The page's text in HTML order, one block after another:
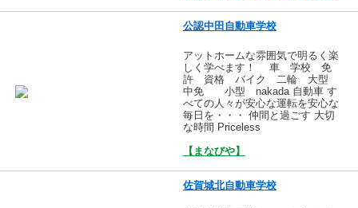
公認中田自動車学校
アットホームな雰囲気で明るく楽
しく学べます！ 車 学校 免
許 資格 バイク 二輪 大型
中免 小型 nakada 自動車 す
べての人々が安心な運転を安心な
毎日を・・・ 仲間と過ごす 大切
な時間 Priceless
【まなびや】
佐賀城北自動車学校